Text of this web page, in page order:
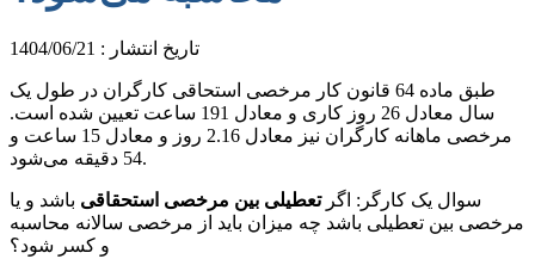
تاریخ انتشار : 1404/06/21
طبق ماده 64 قانون کار مرخصی استحاقی کارگران در طول یک
سال معادل 26 روز کاری و معادل 191 ساعت تعیین شده است.
مرخصی ماهانه کارگران نیز معادل 2.16 روز و معادل 15 ساعت و
54 دقیقه می‌شود.
سوال یک کارگر: اگر تعطیلی بین مرخصی استحقاقی باشد و یا
مرخصی بین تعطیلی باشد چه میزان باید از مرخصی سالانه محاسبه
و کسر شود؟